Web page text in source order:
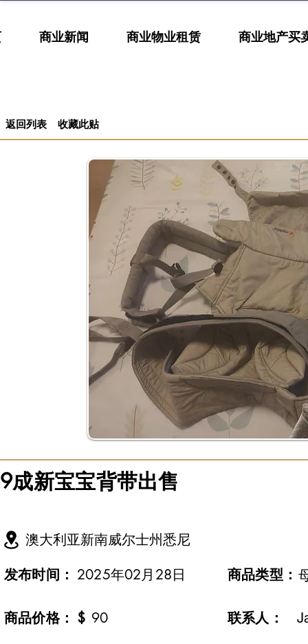
商业新闻 商业物业租赁 商业地产买
返回列表 收藏此贴
9成新宝宝背带出售
澳大利亚新南威尔士州悉尼
发布时间： 2025年02月28日 ​商品类型：
​商品价格： $ 90 联系人：